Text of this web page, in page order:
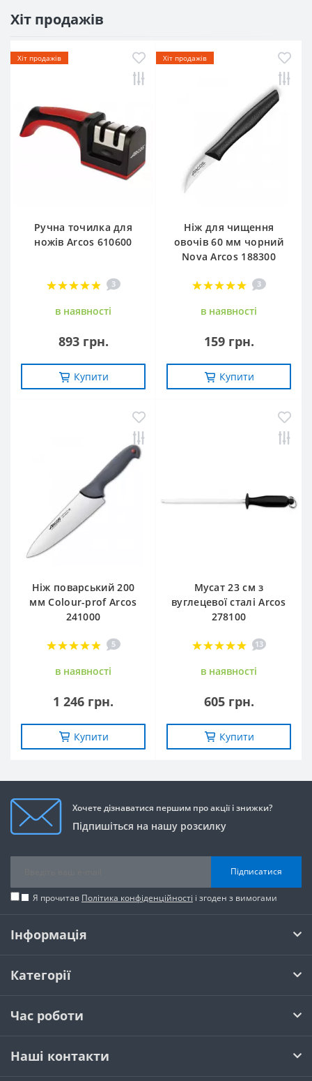
Хіт продажів
Хіт продажів
Ручна точилка для
ножів Arcos 610600
3
в наявностi
893 грн.
Купити
Хіт продажів
Ніж для чищення
овочів 60 мм чорний
Nova Arcos 188300
3
в наявностi
159 грн.
Купити
Ніж поварський 200
мм Сolour-prof Arcos
241000
5
в наявностi
1 246 грн.
Купити
Мусат 23 см з
вуглецевої сталі Arcos
278100
13
в наявностi
605 грн.
Купити
Хочете дізнаватися першим про акції і знижки?
Підпишіться на нашу розсилку
Підписатися
Я прочитав Політика конфіденційності і згоден з вимогами
Інформація
Категорії
Час роботи
Наші контакти